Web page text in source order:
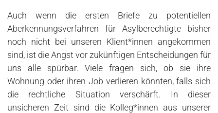
Auch wenn die ersten Briefe zu potentiellen
Aberkennungsverfahren für Asylberechtigte bisher
noch nicht bei unseren Klient*innen angekommen
sind, ist die Angst vor zukünftigen Entscheidungen für
uns alle spürbar. Viele fragen sich, ob sie ihre
Wohnung oder ihren Job verlieren könnten, falls sich
die rechtliche Situation verschärft. In dieser
unsicheren Zeit sind die Kolleg*innen aus unserer